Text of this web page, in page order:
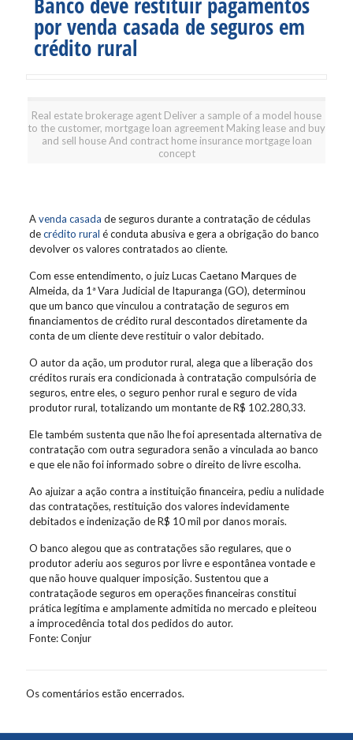
por venda casada de seguros em
crédito rural
Real estate brokerage agent Deliver a sample of a model house
to the customer, mortgage loan agreement Making lease and buy
and sell house And contract home insurance mortgage loan
concept
Avenda casada de seguros durante a contratação de cédulas
decrédito rural é conduta abusiva e gera a obrigação do banco
devolver os valores contratados ao cliente.
Com esse entendimento, o juiz Lucas Caetano Marques de
Almeida, da 1ª Vara Judicial de Itapuranga (GO), determinou
que um banco que vinculou a contratação de seguros em
financiamentos de crédito rural descontados diretamente da
conta de um cliente deve restituir o valor debitado.
O autor da ação, um produtor rural, alega que a liberação dos
créditos rurais era condicionada à contratação compulsória de
seguros, entre eles, o seguro penhor rural e seguro de vida
produtor rural, totalizando um montante de R$ 102.280,33.
Ele também sustenta que não lhe foi apresentada alternativa de
contratação com outra seguradora senão a vinculada ao banco
e que ele não foi informado sobre o direito de livre escolha.
Ao ajuizar a ação contra a instituição financeira, pediu a nulidade
das contratações, restituição dos valores indevidamente
debitados e indenização de R$ 10 mil por danos morais.
O banco alegou que as contratações são regulares, que o
produtor aderiu aos seguros por livre e espontânea vontade e
que não houve qualquer imposição. Sustentou que a
contrataçãode seguros em operações financeiras constitui
prática legítima e amplamente admitida no mercado e pleiteou
a improcedência total dos pedidos do autor.
Fonte: Conjur
Os comentários estão encerrados.